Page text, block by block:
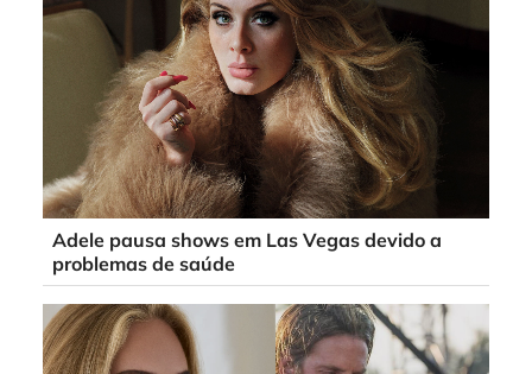
Adele pausa shows em Las Vegas devido a
problemas de saúde